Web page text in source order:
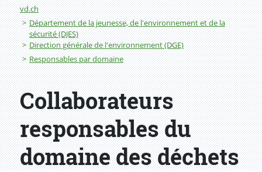
Fil d'Ariane
vd.ch
Département de la jeunesse, de l'environnement et de la
sécurité (DJES)
Direction générale de l'environnement (DGE)
Responsables par domaine
Collaborateurs
responsables du
domaine des déchets